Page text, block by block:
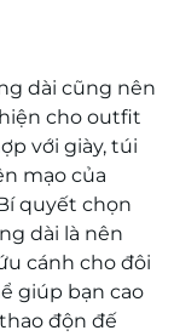
dài cũng nên
cho outfit
với giày, túi
mạo của
quyết chọn
dài là nên
cánh cho đôi
giúp bạn cao
độn đế